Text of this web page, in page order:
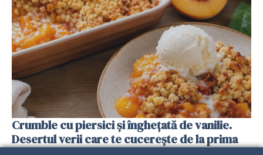
Crumble cu piersici și înghețată de vanilie.
Desertul verii care te cucerește de la prima